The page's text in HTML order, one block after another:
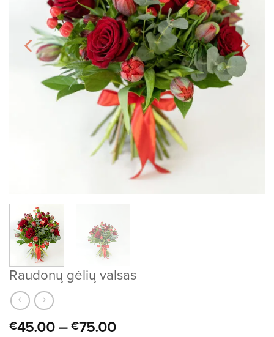
Raudonų gėlių valsas
€45.00 – €75.00